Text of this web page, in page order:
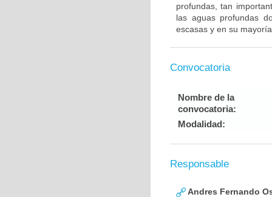
profundas, tan
las aguas profundas
escasas y en su
Convocatoria
Nombre de la
convocatoria:
Modalidad:
Responsable
Andres Fernando